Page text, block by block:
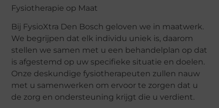
Fysiotherapie op Maat
Bij FysioXtra Den Bosch geloven we in maatwerk.
We begrijpen dat elk individu uniek is, daarom
stellen we samen met u een behandelplan op dat
is afgestemd op uw specifieke situatie en doelen.
Onze deskundige fysiotherapeuten zullen nauw
met u samenwerken om ervoor te zorgen dat u
de zorg en ondersteuning krijgt die u verdient.